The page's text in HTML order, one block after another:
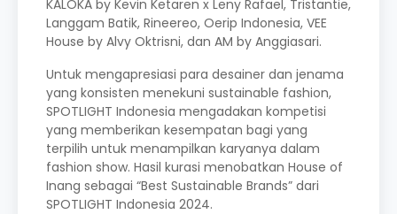
KALOKA by Kevin Ketaren x Leny Rafael, Tristantie,
Langgam Batik, Rineereo, Oerip Indonesia, VEE
House by Alvy Oktrisni, dan AM by Anggiasari.
Untuk mengapresiasi para desainer dan jenama
yang konsisten menekuni sustainable fashion,
SPOTLIGHT Indonesia mengadakan kompetisi
yang memberikan kesempatan bagi yang
terpilih untuk menampilkan karyanya dalam
fashion show. Hasil kurasi menobatkan House of
Inang sebagai “Best Sustainable Brands” dari
SPOTLIGHT Indonesia 2024.